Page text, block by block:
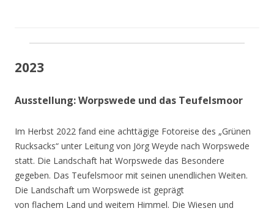
2023
Ausstellung: Worpswede und das Teufelsmoor
Im Herbst 2022 fand eine achttägige Fotoreise des „Grünen
Rucksacks“ unter Leitung von Jörg Weyde nach Worpswede
statt. Die Landschaft hat Worpswede das Besondere
gegeben. Das Teufelsmoor mit seinen unendlichen Weiten.
Die Landschaft um Worpswede ist geprägt
von flachem Land und weitem Himmel. Die Wiesen und